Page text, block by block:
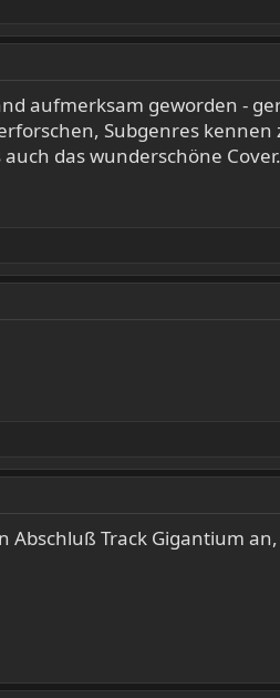
aufmerksam geworden -
Subgenres
das wunderschöne
Track Gigantium